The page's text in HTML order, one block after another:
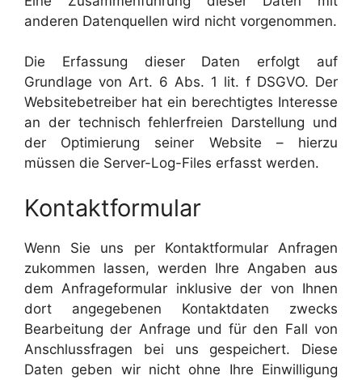
anderen Datenquellen wird nicht vorgenommen.
Die Erfassung dieser Daten erfolgt auf
Grundlage von Art. 6 Abs. 1 lit. f DSGVO. Der
Websitebetreiber hat ein berechtigtes Interesse
an der technisch fehlerfreien Darstellung und
der Optimierung seiner Website – hierzu
müssen die Server-Log-Files erfasst werden.
Kontaktformular
Wenn Sie uns per Kontaktformular Anfragen
zukommen lassen, werden Ihre Angaben aus
dem Anfrageformular inklusive der von Ihnen
dort angegebenen Kontaktdaten zwecks
Bearbeitung der Anfrage und für den Fall von
Anschlussfragen bei uns gespeichert. Diese
Daten geben wir nicht ohne Ihre Einwilligung